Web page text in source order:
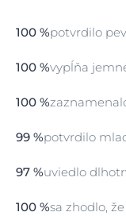
Naneste 1 – 2
Effect
krok vašej
Ráno ďalej
Hyaluron-Filler +
100 %potvrdilo
100 %vypĺňa
100 %
99 %potvrdilo
97 %uviedlo
100 %sa zhodlo,